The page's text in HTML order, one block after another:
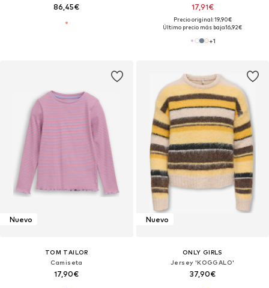
86,45€ 17,91€
Precio original: 19,90€
Último precio más bajo:16,92€
+1
Nuevo
TOM TAILOR
Camiseta
17,90€
Nuevo
ONLY GIRLS
Jersey 'KOGGALO'
37,90€